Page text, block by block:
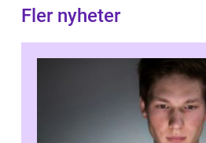
Fler nyheter